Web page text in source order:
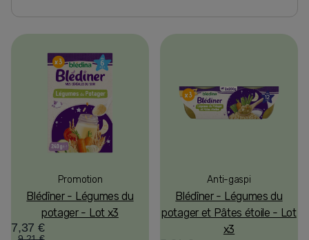
Promotion
Blédîner - Légumes du
potager - Lot x3
7,37 €
Anti-gaspi
Blédîner - Légumes du
potager et Pâtes étoile - Lot
x3